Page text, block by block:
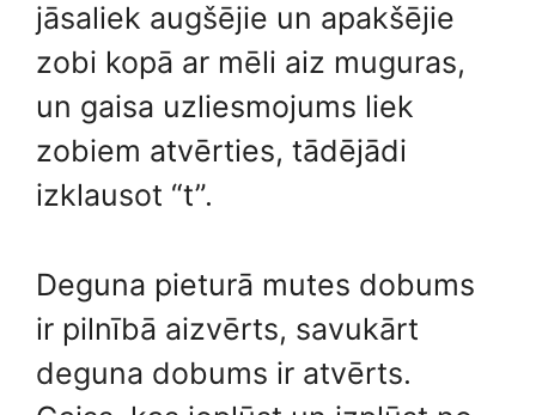
jāsaliek augšējie un apakšējie
zobi kopā ar mēli aiz muguras,
un gaisa uzliesmojums liek
zobiem atvērties, tādējādi
izklausot “t”.
Deguna pieturā mutes dobums
ir pilnībā aizvērts, savukārt
deguna dobums ir atvērts.